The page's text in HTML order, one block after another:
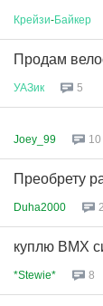
Крейзи-Байкер
Продам
УАЗик 5
Joey_99 10
Преобрету
Duha2000 2
куплю ВМХ
*Stewie* 8